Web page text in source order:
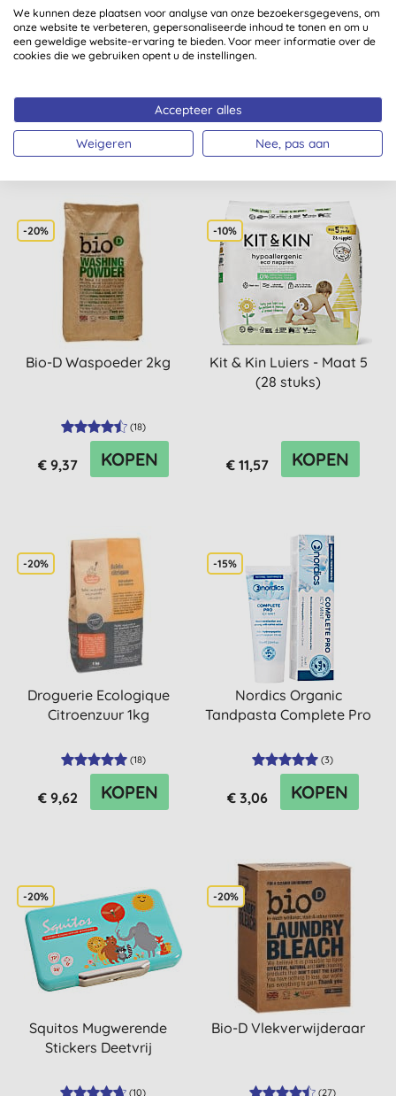
Method Allesreiniger -
Franse Lavendel (828ml)
€ 5,19 KOPEN
Marcel's Green Soap
Wasmiddel Stazak
€ 7,31 KOPEN
-20%
Bio-D Waspoeder 2kg
(18)
€ 9,37 KOPEN
-10%
Kit & Kin Luiers - Maat 5
(28 stuks)
€ 11,57 KOPEN
-20%
Droguerie Ecologique
Citroenzuur 1kg
(18)
€ 9,62 KOPEN
-15%
Nordics Organic
Tandpasta Complete Pro
(3)
€ 3,06 KOPEN
-20%
Squitos Mugwerende
Stickers Deetvrij
(10)
-20%
Bio-D Vlekverwijderaar
(27)
We kunnen deze plaatsen voor analyse van onze bezoekersgegevens, om
onze website te verbeteren, gepersonaliseerde inhoud te tonen en om u
een geweldige website-ervaring te bieden. Voor meer informatie over de
cookies die we gebruiken opent u de instellingen.
Accepteer alles
Weigeren Nee, pas aan